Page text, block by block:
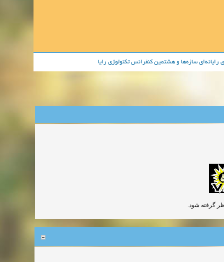
رايانه‌ای سازه‌ها و هشتمين کنفرانس تکنولوژی رايا